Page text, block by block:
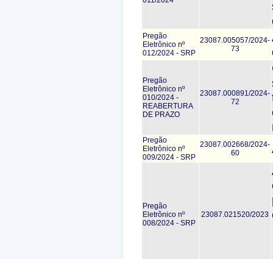
Pregão
Eletrônico nº
012/2024 - SRP
23087.005057/2024-
73
Pregão
Eletrônico nº
010/2024 -
REABERTURA
DE PRAZO
23087.000891/2024-
72
Pregão
Eletrônico nº
009/2024 - SRP
23087.002668/2024-
60
Pregão
Eletrônico nº
008/2024 - SRP
23087.021520/2023